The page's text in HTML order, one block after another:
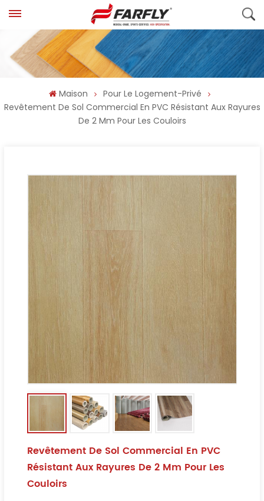
Maison
Pour Le Logement-Privé
Revêtement De Sol Commercial En PVC Résistant Aux Rayures
De 2 Mm Pour Les Couloirs
Revêtement De Sol Commercial En PVC
Résistant Aux Rayures De 2 Mm Pour Les
Couloirs